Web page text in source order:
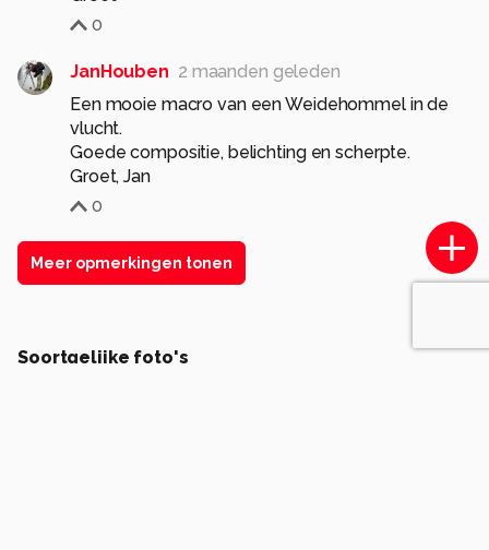
0
JanHouben 2 maanden geleden
Een mooie macro van een Weidehommel in de
vlucht.
Goede compositie, belichting en scherpte.
Groet, Jan
0
Meer opmerkingen tonen
Soortgelijke foto's